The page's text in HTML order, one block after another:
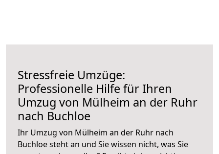
Stressfreie Umzüge:
Professionelle Hilfe für Ihren
Umzug von Mülheim an der Ruhr
nach Buchloe
Ihr Umzug von Mülheim an der Ruhr nach
Buchloe steht an und Sie wissen nicht, was Sie